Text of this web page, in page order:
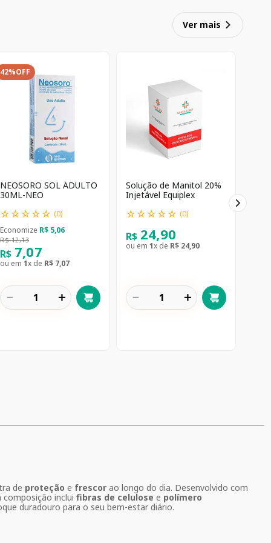
Ver mais
42%OFF
NEOSORO SOL ADULTO
30ML-NEO
☆☆☆☆☆ (0)
Economize R$ 5,06
R$ 12,13
R$ 7,07
ou em 1x de R$ 7,07
＋
－
Solução de Manitol 20%
Injetável Equiplex
☆☆☆☆☆ (0)
R$ 24,90
ou em 1x de R$ 24,90
＋
－
de proteção e frescor ao longo do dia. Desenvolvido com
composição inclui fibras de celulose e polímero
duradouro para o seu bem-estar diário.